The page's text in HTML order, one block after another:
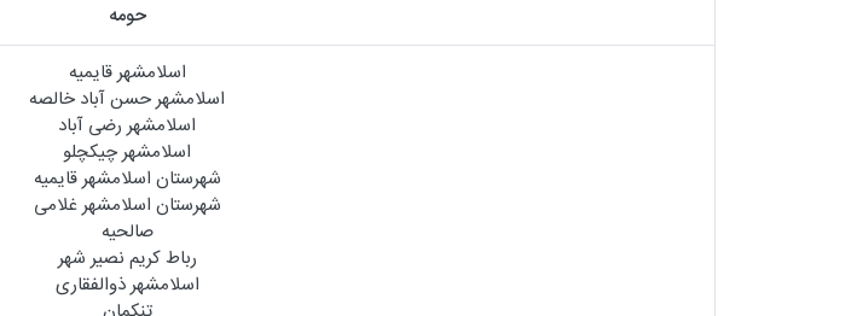
حومه
اسلامشهر قایمیه
اسلامشهر حسن آباد خالصه
اسلامشهر رضی آباد
اسلامشهر چیکچلو
شهرستان اسلامشهر قایمیه
شهرستان اسلامشهر غلامی
صالحیه
رباط کریم نصیر شهر
اسلامشهر ذوالفقاری